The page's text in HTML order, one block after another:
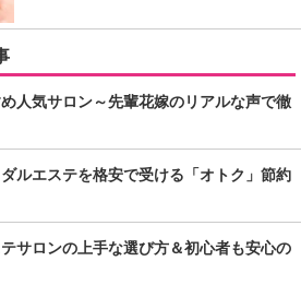
人気サロン～先輩花嫁のリアルな声で徹
ルエステを格安で受ける「オトク」節約
サロンの上手な選び方＆初心者も安心の